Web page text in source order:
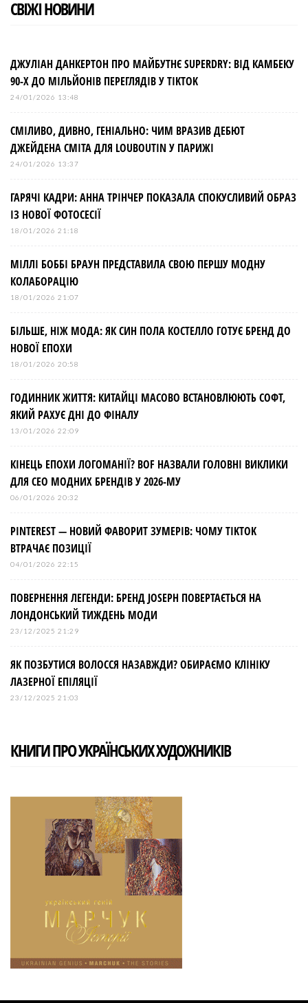
СВІЖІ НОВИНИ
ДЖУЛІАН ДАНКЕРТОН ПРО МАЙБУТНЄ SUPERDRY: ВІД КАМБЕКУ
90-Х ДО МІЛЬЙОНІВ ПЕРЕГЛЯДІВ У TIKTOK
24/01/2026 13:48
СМІЛИВО, ДИВНО, ГЕНІАЛЬНО: ЧИМ ВРАЗИВ ДЕБЮТ
ДЖЕЙДЕНА СМІТА ДЛЯ LOUBOUTIN У ПАРИЖІ
24/01/2026 13:37
ГАРЯЧІ КАДРИ: АННА ТРІНЧЕР ПОКАЗАЛА СПОКУСЛИВИЙ ОБРАЗ
ІЗ НОВОЇ ФОТОСЕСІЇ
18/01/2026 21:18
МІЛЛІ БОББІ БРАУН ПРЕДСТАВИЛА СВОЮ ПЕРШУ МОДНУ
КОЛАБОРАЦІЮ
18/01/2026 21:07
БІЛЬШЕ, НІЖ МОДА: ЯК СИН ПОЛА КОСТЕЛЛО ГОТУЄ БРЕНД ДО
НОВОЇ ЕПОХИ
18/01/2026 20:58
ГОДИННИК ЖИТТЯ: КИТАЙЦІ МАСОВО ВСТАНОВЛЮЮТЬ СОФТ,
ЯКИЙ РАХУЄ ДНІ ДО ФІНАЛУ
13/01/2026 22:09
КІНЕЦЬ ЕПОХИ ЛОГОМАНІЇ? BOF НАЗВАЛИ ГОЛОВНІ ВИКЛИКИ
ДЛЯ СЕО МОДНИХ БРЕНДІВ У 2026-МУ
06/01/2026 20:32
PINTEREST — НОВИЙ ФАВОРИТ ЗУМЕРІВ: ЧОМУ TIKTOK
ВТРАЧАЄ ПОЗИЦІЇ
04/01/2026 22:15
ПОВЕРНЕННЯ ЛЕГЕНДИ: БРЕНД JOSEPH ПОВЕРТАЄТЬСЯ НА
ЛОНДОНСЬКИЙ ТИЖДЕНЬ МОДИ
23/12/2025 21:29
ЯК ПОЗБУТИСЯ ВОЛОССЯ НАЗАВЖДИ? ОБИРАЄМО КЛІНІКУ
ЛАЗЕРНОЇ ЕПІЛЯЦІЇ
23/12/2025 21:03
КНИГИ ПРО УКРАЇНСЬКИХ ХУДОЖНИКІВ